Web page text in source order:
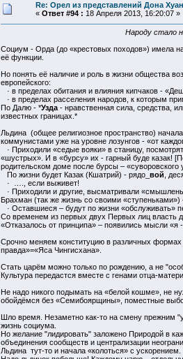
Re: Орел из представлений Дона
« Ответ #94 : 18 Апреля 2013, 16:20:07 »
Народу стало
Социум - Орда (до «крестовых походов») имела
её функции.
Но понять её наличие и роль в жизни общества
европейского:
· в пределах обитания и влияния кипчаков -
· в пределах расселения народов, к которым
По Далю - *Узда - нравственная сила, средства,
известных границах.*
Льдина (общее религиозное пространство)
коммунистами уже на уровне лозунгов - «от
· Приходили «седые вояки» в станицу,
«шустрых». И в «бурсу» их - гарный буде казак!
родительском доме после бурсы – «суворовского
По жизни будет Казак (Кшатрий) - рядо_ вой ,
· …., если выживет!
· Приходили и другие, высматривали
Брахман (так же жизнь со своими
· Оставшиеся – будут по жизни «обслуживать»
Со временем из первых двух Первых лиц власть
«Отказалось от принципа» – появились мысли
Срочно меняем конституцию в различных
правда»=«Яса Чингисхана».
Стать царём можно только по рождению, а не
Культура передастся вместе с генами отца-
Не надо никого подымать на «белой кошме», не
обойдёмся без «Семибоярщины», поместные
Шло время. Незаметно как-то на смену прежним
жизнь социума.
Но желание "лидировать" заложено Природой в
объединения сообществ и централизации
Льдина тут-то и начала «колоться» с